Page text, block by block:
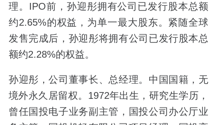
理。IPO前，孙迎彤拥有公司已发行股本总额
约2.65%的权益，为单一最大股东。紧随全球
发售完成后，孙迎彤将拥有公司已发行股本总
额约2.28%的权益。
孙迎彤，公司董事长、总经理。中国国籍，无
境外永久居留权。1972年出生，研究生学历，
曾任国投电子业务副主管，国投公司办公厅业